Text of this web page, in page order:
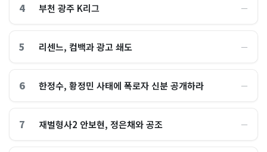
4 부천 광주 K리그 ―
5 리센느, 컴백과 광고 쇄도 ―
6 한정수, 황정민 사태에 폭로자 신분 공개하라 ―
7 재벌형사2 안보현, 정은채와 공조 ―